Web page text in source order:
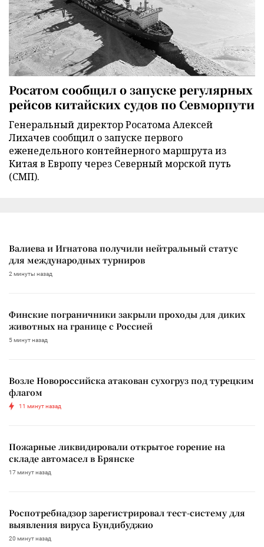
Росатом сообщил о запуске регулярных
рейсов китайских судов по Севморпути
Генеральный директор Росатома Алексей
Лихачев сообщил о запуске первого
еженедельного контейнерного маршрута из
Китая в Европу через Северный морской путь
(СМП).
Валиева и Игнатова получили нейтральный статус
для международных турниров
2 минуты назад
Финские пограничники закрыли проходы для диких
животных на границе с Россией
5 минут назад
Возле Новороссийска атакован сухогруз под турецким
флагом
11 минут назад
Пожарные ликвидировали открытое горение на
складе автомасел в Брянске
17 минут назад
Роспотребнадзор зарегистрировал тест-систему для
выявления вируса Бундибуджио
20 минут назад